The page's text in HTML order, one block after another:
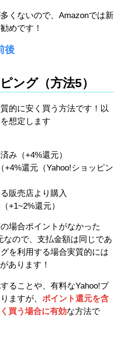
くないので、Amazonでは新
めです！
後
ング（方法5）
的に安く買う方法です！以
想定します
み（+4%還元）
+4%還元（Yahoo!ショッピン
販売店より購入
+1~2%還元）
場合ポイントがなかった
なので、支払金額は同じであ
を利用する場合実質的には
あります！
ることや、有料なYahoo!プ
ますが、 ポイント還元を含
買う場合に有効な方法で